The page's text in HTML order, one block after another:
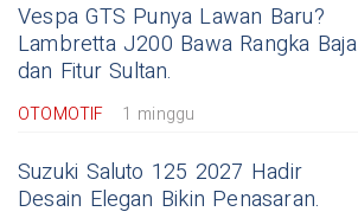
Vespa GTS Punya Lawan Baru?
Lambretta J200 Bawa Rangka Baja
dan Fitur Sultan.
OTOMOTIF 1 minggu
Suzuki Saluto 125 2027 Hadir
Desain Elegan Bikin Penasaran.